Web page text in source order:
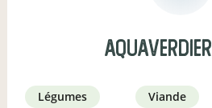
légumes viande